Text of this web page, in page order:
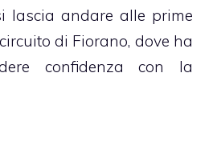
lascia andare alle prime
di Fiorano, dove ha
confidenza con la